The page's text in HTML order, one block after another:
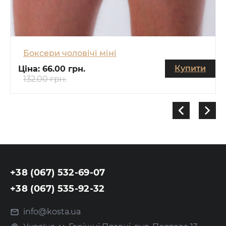
Боксери чоловічі міні
Ціна: 66.00 грн.
132.00 грн.
Купити
+38 (067) 532-69-07
+38 (067) 535-92-32
info@kosta.ua